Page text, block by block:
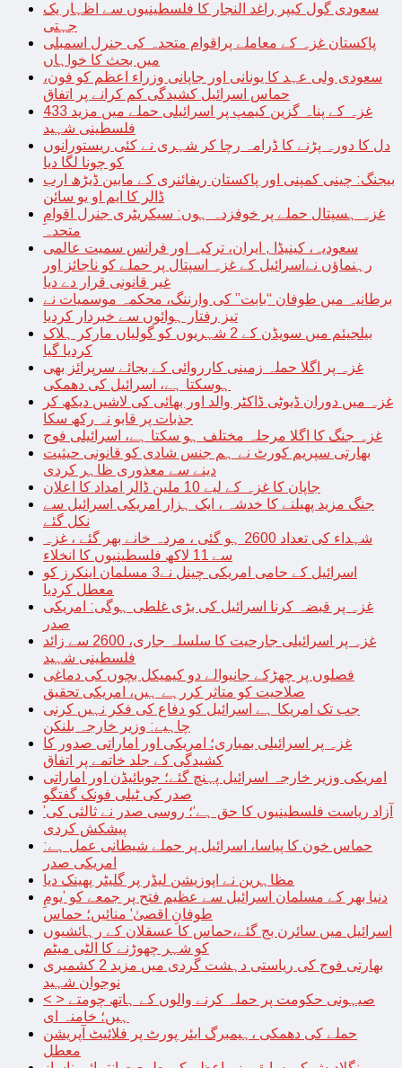
سعودی گول کیپر راغد النجار کا فلسطینیوں سے اظہار یک
جہتی
پاکستان غزہ کے معاملے پراقوام متحدہ کی جنرل اسمبلی
میں بحث کا خواہاں
سعودی ولی عہد کا یونانی اور جاپانی وزراء اعظم کو فون،
حماس اسرائیل کشیدگی کم کرانے پر اتفاق
غزہ کے پناہ گزین کیمپ پر اسرائیلی حملے میں مزید 433
فلسطینی شہید
دل کا دورہ پڑنے کا ڈرامہ رچا کر شہری نے کئی ریستورانوں
کو چونا لگا دیا
بیجنگ: چینی کمپنی اور پاکستان ریفائنری کے مابین ڈیڑھ ارب
ڈالر کا ایم او یو سائن
غزہ ہسپتال حملے پر خوفزدہ ہوں: سیکریٹری جنرل اقوامِ
متحدہ
سعودیہ، کینیڈا , ایران، ترکیہ اور فرانس سمیت عالمی
رہنماؤں نےاسرائیل کے غزہ اسپتال پر حملے کو ناجائز اور
غیر قانونی قرار دے دیا
برطانیہ میں طوفان “بابت” کی وارننگ، محکمہ موسمیات نے
تیز رفتار ہوائوں سے خبردار کردیا
بیلجیئم میں سویڈن کے 2 شہریوں کو گولیاں مارکر ہلاک
کردیا گیا
غزہ پر اگلا حملہ زمینی کارروائی کے بجائے سرپرائز بھی
ہوسکتا ہے، اسرائیل کی دھمکی
غزہ میں دوران ڈیوٹی ڈاکٹر والد اور بھائی کی لاشیں دیکھ کر
جذبات پر قابو نہ رکھ سکا
غزہ جنگ کا اگلا مرحلہ مختلف ہو سکتا ہے، اسرائیلی فوج
بھارتی سپریم کورٹ نے ہم جنس شادی کو قانونی حیثیت
دینے سے معذوری ظاہر کردی
جاپان کا غزہ کے لیے 10 ملین ڈالر امداد کا اعلان
جنگ مزید پھیلنے کا خدشہ ، ایک ہزار امریکی اسرائیل سے
نکل گئے
شہداء کی تعداد 2600 ہو گئی ، مردہ خانے بھر گئے ، غزہ
سے 11 لاکھ فلسطینیوں کا انخلاء
اسرائیل کے حامی امریکی چینل نے3 مسلمان اینکرز کو
معطل کردیا
غزہ پر قبضہ کرنا اسرائیل کی بڑی غلطی ہوگی: امریکی
صدر
غزہ پر اسرائیلی جارحیت کا سلسلہ جاری، 2600 سے زائد
فلسطینی شہید
فصلوں پر چھڑکے جانیوالے دو کیمیکل بچوں کی دماغی
صلاحیت کو متاثر کررہے ہیں، امریکی تحقیق
جب تک امریکا ہے اسرائیل کو دفاع کی فکر نہیں کرنی
چاہیے: وزیر خارجہ بلنکن
غزہ پر اسرائیلی بمباری؛ امریکی اور اماراتی صدور کا
کشیدگی کے جلد خاتمے پر اتفاق
امریکی وزیر خارجہ اسرائیل پہنچ گئے؛ جوبائیڈن اور اماراتی
صدر کی ٹیلی فونک گفتگو
’آزاد ریاست فلسطینیوں کا حق ہے‘؛ روسی صدر نے ثالثی کی
پیشکش کردی
حماس خون کا پیاسا، اسرائیل پر حملے شیطانی عمل ہے:
امریکی صدر
مظاہرین نے اپوزیشن لیڈر پر گلیٹر پھینک دیا
دنیا بھر کے مسلمان اسرائیل سے عظیم فتح پر جمعے کو ’یومِ
طوفانِ اقصیٰ‘ منائیں؛ حماس
اسرائیل میں سائرن بج گئے،حماس کا عسقلان کے رہائشیوں
کو شہر چھوڑنے کا الٹی میٹم
بھارتی فوج کی ریاستی دہشت گردی میں مزید 2 کشمیری
نوجوان شہید
< > صیہونی حکومت پر حملہ کرنے والوں کے ہاتھ چومتے
ہیں؛ خامنہ ای
حملے کی دھمکی ،ہیمبرگ ایئر پورٹ پر فلائیٹ آپریشن
معطل